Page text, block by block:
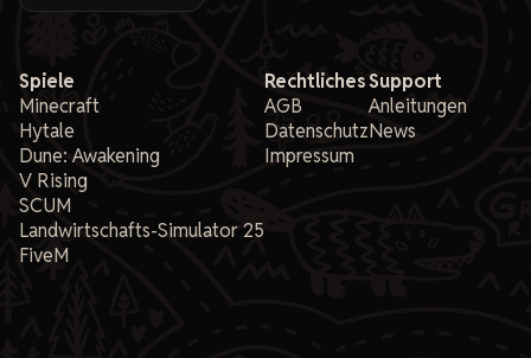
Spiele
Minecraft
Hytale
Dune: Awakening
V Rising
SCUM
Landwirtschafts-Simulator 25
FiveM
Rechtliches
AGB
Datenschutz
Impressum
Support
Anleitungen
News